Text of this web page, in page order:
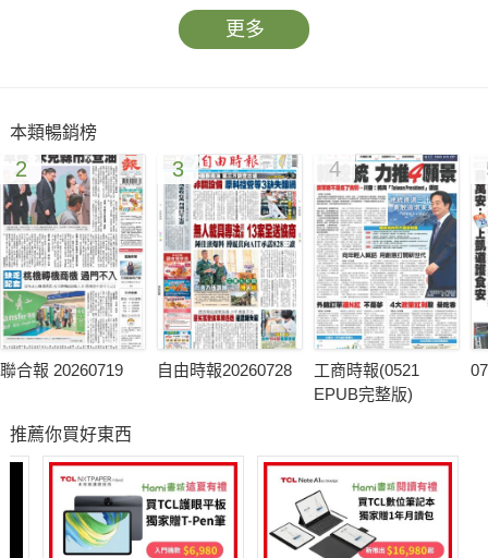
更多
本類暢銷榜
2
聯合報 20260719
3
自由時報20260728
4
工商時報(0521
EPUB完整版)
推薦你買好東西